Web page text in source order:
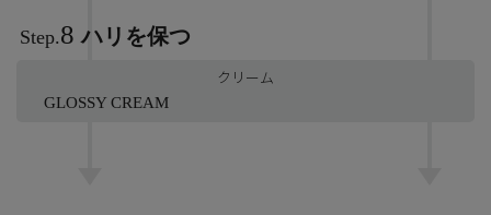
Step.8ハリを保つ
クリーム
GLOSSY CREAM